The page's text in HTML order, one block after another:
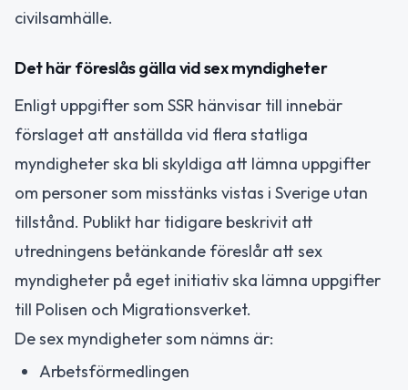
civilsamhälle.
Det här föreslås gälla vid sex myndigheter
Enligt uppgifter som SSR hänvisar till innebär
förslaget att anställda vid flera statliga
myndigheter ska bli skyldiga att lämna uppgifter
om personer som misstänks vistas i Sverige utan
tillstånd. Publikt har tidigare beskrivit att
utredningens betänkande föreslår att sex
myndigheter på eget initiativ ska lämna uppgifter
till Polisen och Migrationsverket.
De sex myndigheter som nämns är:
Arbetsförmedlingen